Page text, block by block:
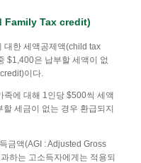
Family Tax credit)
대한 세액공제액(child tax
$1,400은 납부할 세액이 없
이다.
에 대해 1인당 $500씩 세액
세금이 없는 경우 환급되지
금액(AGI : Adjusted Gross
하는 고소득자에게는 적용되